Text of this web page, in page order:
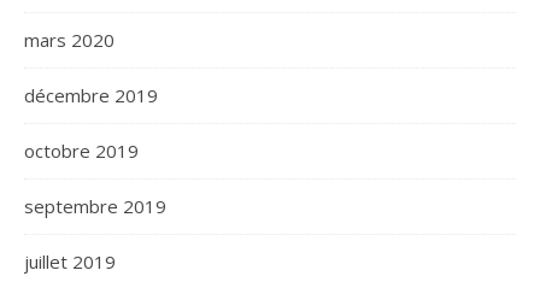
mars 2020
décembre 2019
octobre 2019
septembre 2019
juillet 2019